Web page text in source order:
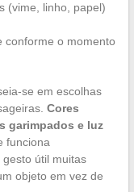
(vime, linho, papel)
conforme o momento
se em escolhas
Cores
garimpados e luz
funciona
útil muitas
objeto em vez de